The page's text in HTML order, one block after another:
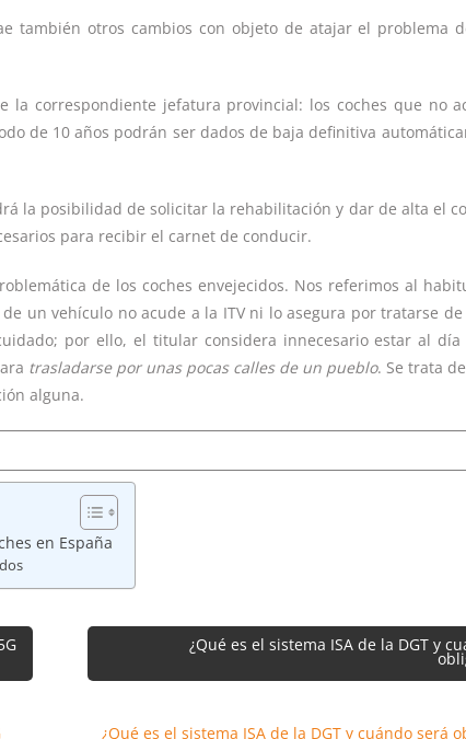
también otros cambios con objeto de atajar el problema
la correspondiente jefatura provincial: los coches que no
de 10 años podrán ser dados de baja definitiva
la posibilidad de solicitar la rehabilitación y dar de alta el
para recibir el carnet de conducir.
de los coches envejecidos. Nos referimos al
un vehículo no acude a la ITV ni lo asegura por tratarse
por ello, el titular considera innecesario estar al día
trasladarse por unas pocas calles de un pueblo. Se trata
alguna.
en España
¿Qué es el sistema ISA de la DGT y
¿Qué es el sistema ISA de la DGT y cuándo será